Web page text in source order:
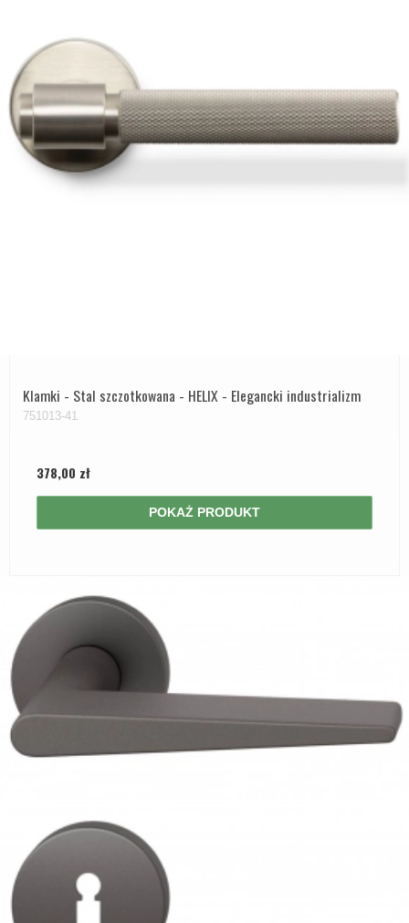
Klamki - Stal szczotkowana - HELIX - Elegancki industrializm
751013-41
378,00 zł
POKAŻ PRODUKT